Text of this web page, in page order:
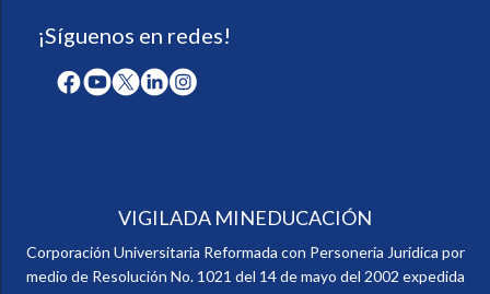
¡Síguenos en redes!
VIGILADA MINEDUCACIÓN
Corporación Universitaria Reformada con Personería Jurídica por
medio de Resolución No. 1021 del 14 de mayo del 2002 expedida